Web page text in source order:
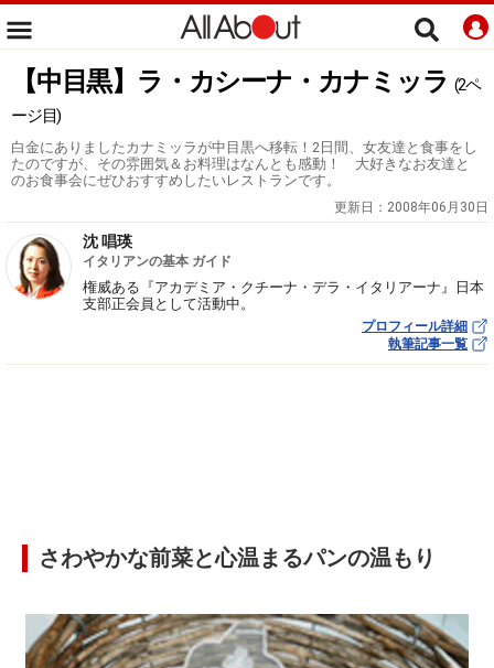
【中目黒】ラ・カシーナ・カナミッラ (2ペ
ージ目)
白金にありましたカナミッラが中目黒へ移転！2日間、女友達と食事をし
たのですが、その雰囲気＆お料理はなんとも感動！ 大好きなお友達と
のお食事会にぜひおすすめしたいレストランです。
更新日： 2008年06月30日
沈 唱瑛
イタリアンの基本 ガイド
権威ある『アカデミア・クチーナ・デラ・イタリアーナ』日本
支部正会員として活動中。
プロフィール詳細
執筆記事一覧
さわやかな前菜と心温まるパンの温もり